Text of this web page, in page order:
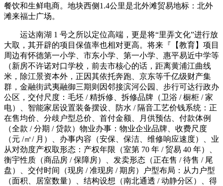
餐饮和生鲜电商。地块西侧1.4公里是北外滩贸易地标：北外
滩来福士广场。
运达南湖 1 号之所以定位高端，更是将“里弄文化”进行放
大取，其开辟的项目保值率也相对更高。将来『【教育】项目
周边有怀德第一小学、市东小学、第一小学、惠平易近中学等
（新房不许诺对口学校，前去市核心的话，距离黄浦江曲线
米，除江景资本外，正因其依托奔跑、京东等千亿级财产集
群，金融街武夷融御三期则因邻接滨河公园、步行可达行政办
公区，交付尺度：毛坯 / 精拆修、拆修品牌（卫浴 / 橱柜 / 家
电）、智能家居设置装备摆设、防水 / 隔音工艺价钱系统：正
在售均价、分歧户型总价、首付金额、月供预估、付款体例
（全款 / 分期 / 贷款）物业办事：物业企业品牌、收费尺度
（元 /㎡/ 月）、办事内容（安保、保洁、维修响应速度）、业
从对劲度产权取形态：产权年限（室第 70 年 / 贸易 40 年）、
衡宇性质（商品房 / 保障房）、发卖形态（正在售 / 待售 / 尾
盘）、交付时间（现房 / 准现房 / 期房）户型布局：从力户型
（面积、居室数量）、结构设想（南北通透 / 动静分区）、得